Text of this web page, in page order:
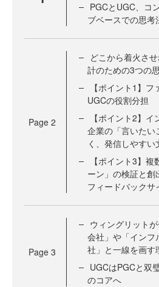
PGCとUGC、コ
ブベースでの思考
Page 2
どこから着火さ
計のための3つの
【ポイント1】
UGCの役割分担
【ポイント2】イ
企業の「言いたい
く、発信しやすい
【ポイント3】
ーン」の検証と創
フィードバックサ
Page 3
ウィングリット
会社」や「インフ
社」と一線を画す
UGCはPGCと双
のコアへ